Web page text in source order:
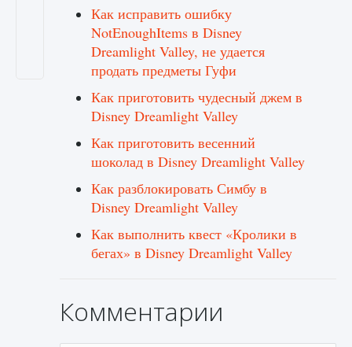
Как исправить ошибку
NotEnoughItems в Disney
Dreamlight Valley, не удается
продать предметы Гуфи
Как приготовить чудесный джем в
Disney Dreamlight Valley
Как приготовить весенний
шоколад в Disney Dreamlight Valley
Как разблокировать Симбу в
Disney Dreamlight Valley
Как выполнить квест «Кролики в
бегах» в Disney Dreamlight Valley
Комментарии